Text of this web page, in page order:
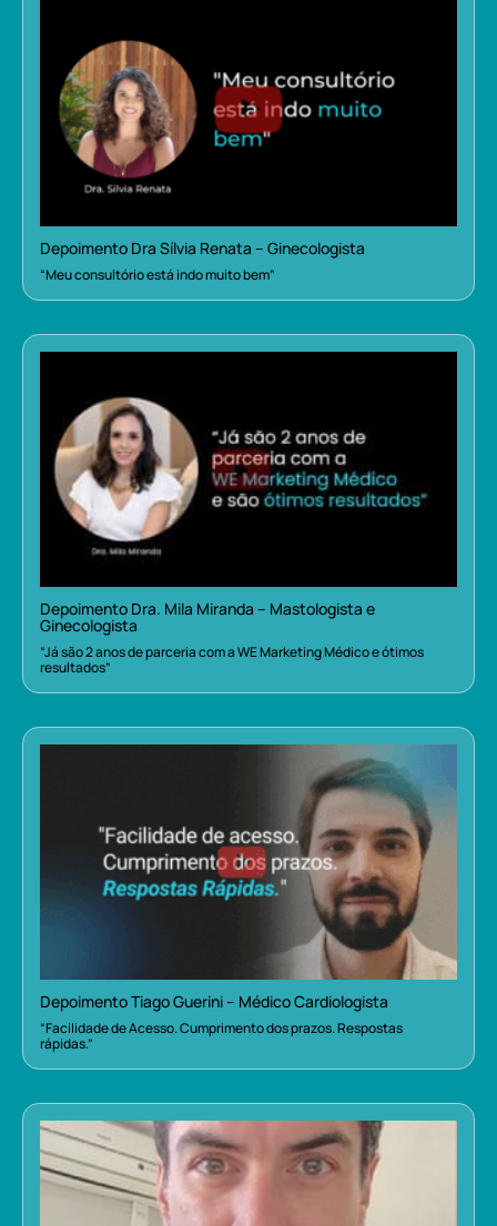
Depoimento Dra Sílvia Renata – Ginecologista
“Meu consultório está indo muito bem”
Depoimento Dra. Mila Miranda – Mastologista e
Ginecologista
“Já são 2 anos de parceria com a WE Marketing Médico e ótimos
resultados”
Depoimento Tiago Guerini – Médico Cardiologista
“Facilidade de Acesso. Cumprimento dos prazos. Respostas
rápidas.”